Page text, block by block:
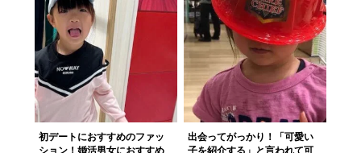
初デートにおすすめのファッ
出会ってがっかり！「可愛い